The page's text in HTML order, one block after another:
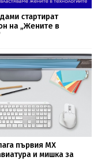
стартират
на „Жените в
първия MX
и мишка за